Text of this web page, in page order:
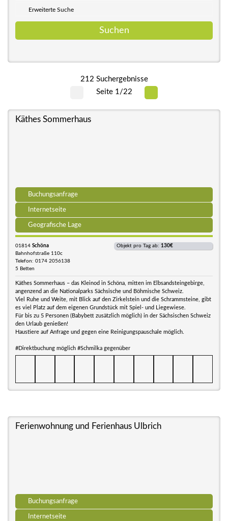
Erweiterte Suche
212 Suchergebnisse
Seite 1/22
Käthes Sommerhaus
Buchungsanfrage
Internetseite
Geografische Lage
01814 Schöna
Bahnhofstraße 110c
Telefon: 0174 2056138
5 Betten
Objekt pro Tag ab: 130€
Käthes Sommerhaus – das Kleinod in Schöna, mitten im Elbsandsteingebirge,
angenzend an die Nationalparks Sächsische und Böhmische Schweiz.
Viel Ruhe und Weite, mit Blick auf den Zirkelstein und die Schrammsteine, gibt
es viel Platz auf dem eigenen Grundstück mit Spiel- und Liegewiese.
Für bis zu 5 Personen (Babybett zusätzlich möglich) in der Sächsischen Schweiz
den Urlaub genießen!
Haustiere auf Anfrage und gegen eine Reinigungspauschale möglich.
#Direktbuchung möglich #Schmilka gegenüber
Ferienwohnung und Ferienhaus Ulbrich
Buchungsanfrage
Internetseite